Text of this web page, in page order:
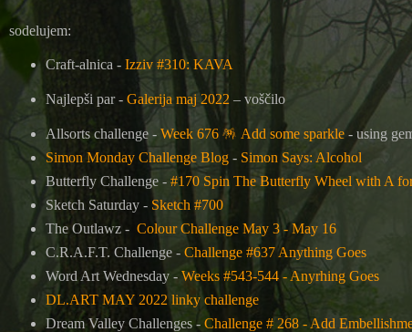
sodelujem:
Craft-alnica - Izziv #310: KAVA
Najlepši par - Galerija maj 2022 – voščilo
Allsorts challenge - Week 676 🪅 Add some sparkle- using
Simon Monday Challenge Blog- Simon Says: Alcohol
Butterfly Challenge - #170 Spin The Butterfly Wheel with A
Sketch Saturday - Sketch #700
The Outlawz - Colour Challenge May 3 - May 16
C.R.A.F.T. Challenge - Challenge #637 Anything Goes
Word Art Wednesday - Weeks #543-544 - Anyrhing Goes
DL.ART MAY 2022 linky challenge
Dream Valley Challenges - Challenge # 268 - Add